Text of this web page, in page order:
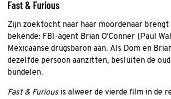
Fast & Furious
Zijn zoektocht naar haar moordenaar
bekende: FBI-agent Brian O'Conner (Paul
Mexicaanse drugsbaron aan. Als Dom en
dezelfde persoon aanzitten, besluiten de
bundelen.
Fast & Furious is alweer de vierde film in de